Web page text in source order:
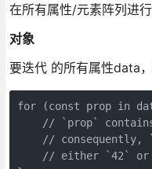
在所有属性/元素阵列进行
对象
要迭代 的所有属性data
for (const prop in
// `prop`
// consequently,
// either `42` or